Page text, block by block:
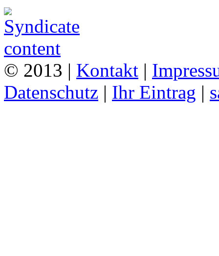
© 2013 | Kontakt |
Datenschutz | Ihr Eintrag |